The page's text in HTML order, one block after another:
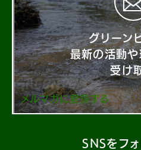
グリーン
最新の活動
受け
メルマガに登録する
SNSをフォ